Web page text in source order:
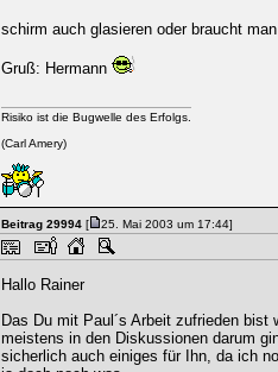
schirm auch glasieren oder braucht
Gruß: Hermann
Risiko ist die Bugwelle des Erfolgs.
(Carl Amery)
Beitrag 29994[ 25. Mai 2003 um 17:44]
Hallo Rainer
Das Du mit Paul´s Arbeit zufrieden
meistens in den Diskussionen darum
sicherlich auch einiges für Ihn, da ich